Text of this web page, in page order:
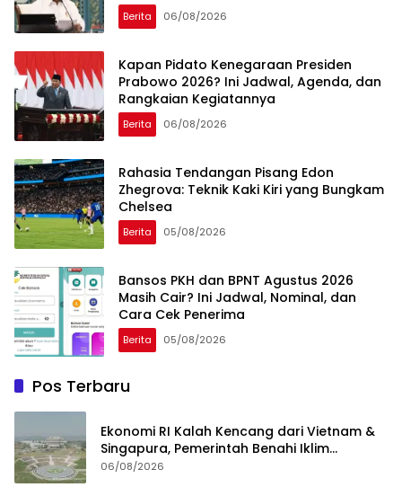
Berita 06/08/2026
Kapan Pidato Kenegaraan Presiden
Prabowo 2026? Ini Jadwal, Agenda, dan
Rangkaian Kegiatannya
Berita 06/08/2026
Rahasia Tendangan Pisang Edon
Zhegrova: Teknik Kaki Kiri yang Bungkam
Chelsea
Berita 05/08/2026
Bansos PKH dan BPNT Agustus 2026
Masih Cair? Ini Jadwal, Nominal, dan
Cara Cek Penerima
Berita 05/08/2026
Pos Terbaru
Ekonomi RI Kalah Kencang dari Vietnam &
Singapura, Pemerintah Benahi Iklim
Investasi
06/08/2026